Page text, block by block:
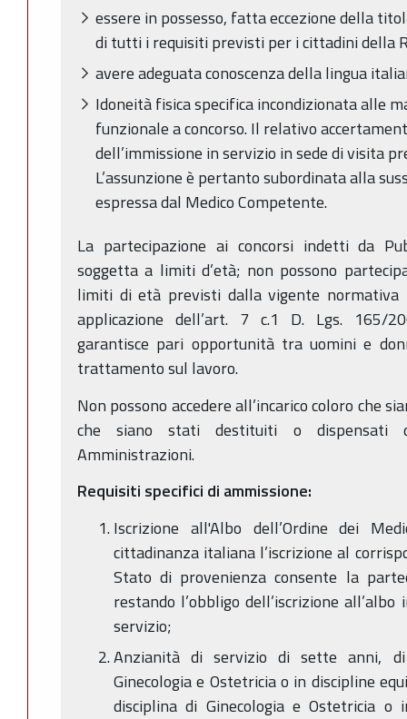
essere in possesso, fatta eccezione della
di tutti i requisiti previsti per i cittadini della
avere adeguata conoscenza della lingua
Idoneità fisica specifica incondizionata alle
funzionale a concorso. Il relativo
dell’immissione in servizio in sede di visita
L’assunzione è pertanto subordinata alla
espressa dal Medico Competente.
La partecipazione ai concorsi indetti da
soggetta a limiti d’età; non possono
limiti di età previsti dalla vigente normativa
applicazione dell’art. 7 c.1 D. Lgs. 165/
garantisce pari opportunità tra uomini e
trattamento sul lavoro.
Non possono accedere all’incarico coloro che
che siano stati destituiti o dispensati
Amministrazioni.
Requisiti specifici di ammissione:
Iscrizione all'Albo dell’Ordine dei
cittadinanza italiana l’iscrizione al
Stato di provenienza consente la
restando l’obbligo dell’iscrizione
servizio;
Anzianità di servizio di sette anni,
Ginecologia e Ostetricia o in discipline
disciplina di Ginecologia e Ostetricia o